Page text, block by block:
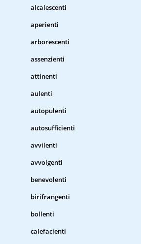
alcalescenti
aperienti
arborescenti
assenzienti
attinenti
aulenti
autopulenti
autosufficienti
avvilenti
avvolgenti
benevolenti
birifrangenti
bollenti
calefacienti